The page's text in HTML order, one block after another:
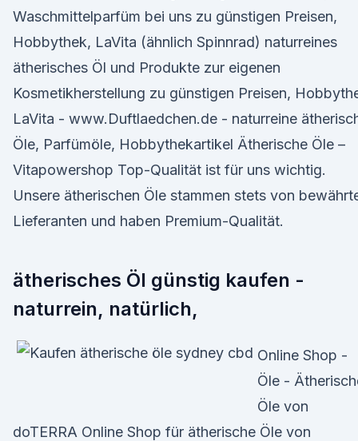
Waschmittelparfüm bei uns zu günstigen Preisen,
Hobbythek, LaVita (ähnlich Spinnrad) naturreines
ätherisches Öl und Produkte zur eigenen
Kosmetikherstellung zu günstigen Preisen,
LaVita - www.Duftlaedchen.de - naturreine
Öle, Parfümöle, Hobbythekartikel Ätherische Öle –
Vitapowershop Top-Qualität ist für uns wichtig.
Unsere ätherischen Öle stammen stets von
Lieferanten und haben Premium-Qualität.
ätherisches Öl günstig kaufen -
naturrein, natürlich,
Online Shop -
Öle -
Öle von
doTERRA Online Shop für ätherische Öle von